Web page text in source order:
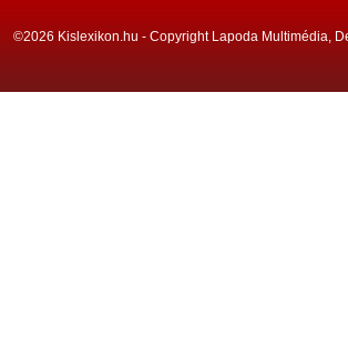
©2026 Kislexikon.hu - Copyright Lapoda Multimédia,